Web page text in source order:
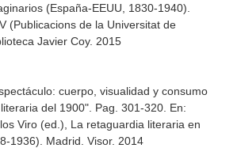
(España-EEUU, 1830-1940)
(Publicacions de la Universitat de
Javier Coy. 2015
cuerpo, visualidad y consumo
del 1900". Pag. 301-320. En:
Viro (ed.), La retaguardia literaria en
1936) . Madrid. Visor. 2014